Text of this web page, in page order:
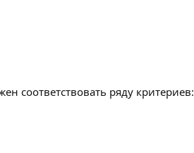
соответствовать ряду критериев: